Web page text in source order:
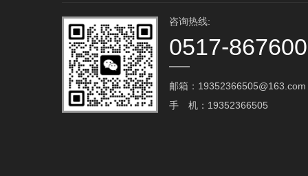
咨询热线:
0517-
邮箱：19352366505@163.com‬
手 机：19352366505